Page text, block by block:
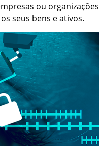
ou organizações
seus bens e ativos.